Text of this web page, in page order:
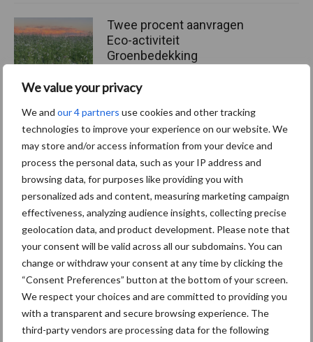
We value your privacy
We and our 4 partners use cookies and other tracking
technologies to improve your experience on our website. We
may store and/or access information from your device and
process the personal data, such as your IP address and
browsing data, for purposes like providing you with
personalized ads and content, measuring marketing campaign
effectiveness, analyzing audience insights, collecting precise
geolocation data, and product development. Please note that
your consent will be valid across all our subdomains. You can
change or withdraw your consent at any time by clicking the
“Consent Preferences” button at the bottom of your screen.
We respect your choices and are committed to providing you
with a transparent and secure browsing experience. The
third-party vendors are processing data for the following
Twee procent aanvragen
Eco-activiteit
Groenbedekking
herbeoordeling
Machines Duurzaamheid
Kunstmeststrooier Pootmachine
Toon meer